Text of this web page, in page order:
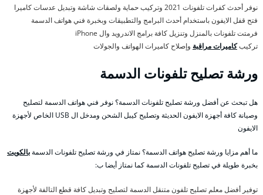
نوفر أحدث كفرات تلفونات 2021 وتركيب حماية ولصقات شاشة وتبديل عدسات كاميرا
فتح قفل الايفون باستخدام أحدث البرامج والتطبيقات وبخبرة فني هواتف الدسمة
فرمتت تلفونات بالمنزل وتنزيل كافة برامج الاندرويد وال iPhone
تركيبكاميرات مراقبة وإصلاح كاميرات الهواتف والجولات
ورشة تصليح تلفونات الدسمة
هل تبحث عن أفضل ورشة تصليح تلفونات الدسمة؟ نوفر فني هواتف الدسمة لتصليح
وصيانة كافة أجهزة الايفون الحديثة وتصليح كيبل الشحن ومدخل ال USB الخاص لأجهزة
الايفون
ما أهم مزايا ورشة تصليح هواتف الدسمة؟ نمتاز في ورشة تصليح تلفونات الدسمةبالكويت
بخبرة طويلة في تصليح تلفونات الدسمة كما نمتاز أيضا ب:
توفير أفضل معلم تصليح تلفون متنقل الدسمة لتصليح وتبديل كافة قطع التالفة لأجهزة